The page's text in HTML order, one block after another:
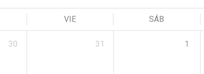
VIE SÁB
30 31 1